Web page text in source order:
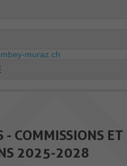
muraz.ch
- COMMISSIONS ET
2025-2028